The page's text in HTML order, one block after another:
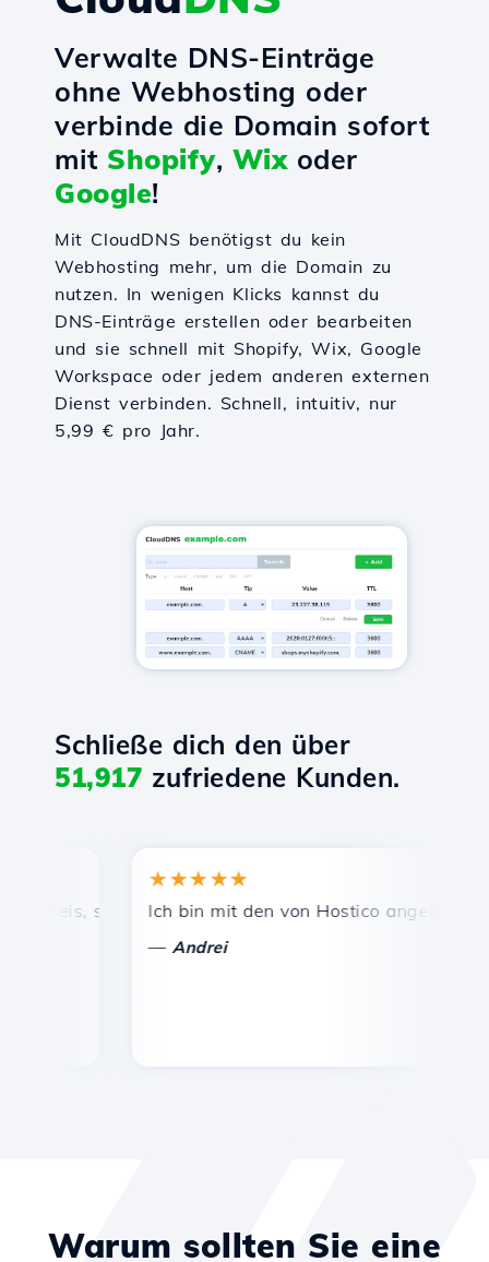
Verwalte DNS-Einträge
ohne Webhosting oder
verbinde die Domain sofort
mit Shopify, Wixoder
Google!
Mit CloudDNS benötigst du kein
Webhosting mehr, um die Domain zu
nutzen. In wenigen Klicks kannst du
DNS-Einträge erstellen oder bearbeiten
und sie schnell mit Shopify, Wix, Google
Workspace oder jedem anderen externen
Dienst verbinden. Schnell, intuitiv, nur
5,99 € pro Jahr.
Schließe dich den über
51,917 zufriedene Kunden.
schnelle und effiziente technische Unterstützung.
★★★★★
Ich bin mit den von Hostico angebotenen
Andrei
Warum sollten Sie eine